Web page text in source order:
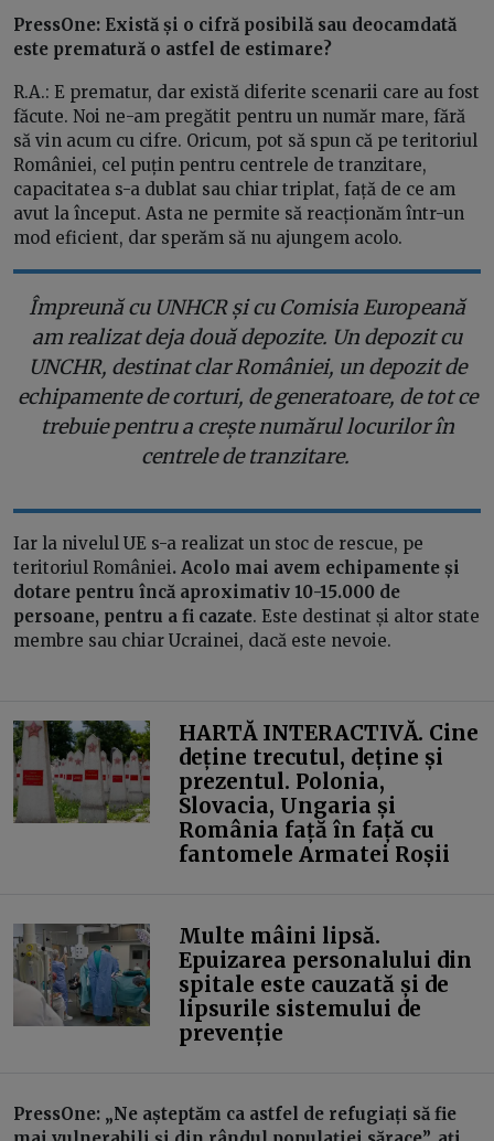
PressOne: Există și o cifră posibilă sau deocamdată
este prematură o astfel de estimare?
R.A.: E prematur, dar există diferite scenarii care au fost
făcute. Noi ne-am pregătit pentru un număr mare, fără
să vin acum cu cifre. Oricum, pot să spun că pe teritoriul
României, cel puțin pentru centrele de tranzitare,
capacitatea s-a dublat sau chiar triplat, față de ce am
avut la început. Asta ne permite să reacționăm într-un
mod eficient, dar sperăm să nu ajungem acolo.
Împreună cu UNHCR și cu Comisia Europeană
am realizat deja două depozite. Un depozit cu
UNCHR, destinat clar României, un depozit de
echipamente de corturi, de generatoare, de tot ce
trebuie pentru a crește numărul locurilor în
centrele de tranzitare.
Iar la nivelul UE s-a realizat un stoc de rescue, pe
teritoriul României. Acolo mai avem echipamente și
dotare pentru încă aproximativ 10-15.000 de
persoane, pentru a fi cazate. Este destinat și altor state
membre sau chiar Ucrainei, dacă este nevoie.
HARTĂ INTERACTIVĂ. Cine
deține trecutul, deține și
prezentul. Polonia,
Slovacia, Ungaria și
România față în față cu
fantomele Armatei Roșii
Multe mâini lipsă.
Epuizarea personalului din
spitale este cauzată și de
lipsurile sistemului de
prevenție
PressOne: „Ne așteptăm ca astfel de refugiați să fie